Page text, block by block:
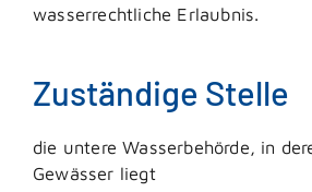
wasserrechtliche Erlaubnis.
Zuständige Stelle
die untere Wasserbehörde, in
Gewässer liegt